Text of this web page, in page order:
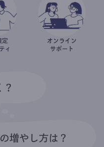
定
ィ
オンライン
サポート